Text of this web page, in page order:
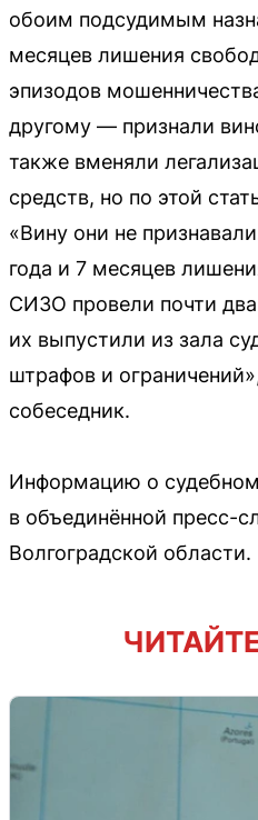
обоим подсудимым
месяцев лишения
эпизодов
другому — признали
также вменяли
средств, но по этой
«Вину они не
года и 7 месяцев
СИЗО провели почти
их выпустили из зала
штрафов и
собеседник.
Информацию о
в объединённой пресс-
Волгоградской области.